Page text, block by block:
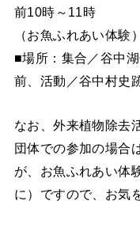
前10時～11時
（お魚ふれあい体
■場所：集合／谷中
前、活動／谷中村史
なお、外来植物除去
団体での参加の場合
が、お魚ふれあい体
に）ですので、お気